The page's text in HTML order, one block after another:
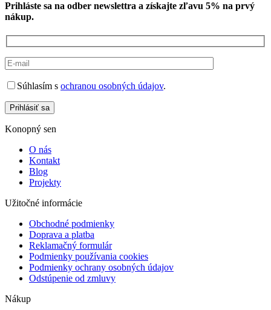
Prihláste sa na odber newslettra a získajte zľavu 5% na prvý
nákup.
Súhlasím s ochranou osobných údajov.
Prihlásiť sa
Konopný sen
O nás
Kontakt
Blog
Projekty
Užitočné informácie
Obchodné podmienky
Doprava a platba
Reklamačný formulár
Podmienky používania cookies
Podmienky ochrany osobných údajov
Odstúpenie od zmluvy
Nákup